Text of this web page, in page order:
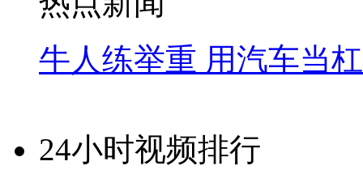
牛人练举重 用汽车当
24小时视频排行